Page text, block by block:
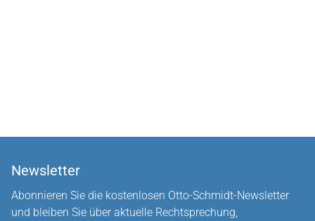
Newsletter
Abonnieren Sie die kostenlosen Otto-Schmidt-Newsletter
und bleiben Sie über aktuelle Rechtsprechung,